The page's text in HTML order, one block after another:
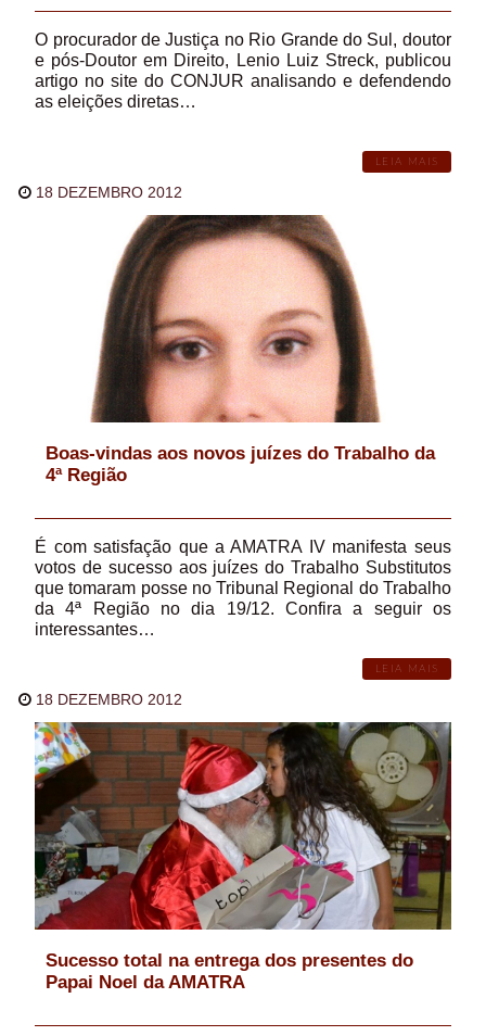
O procurador de Justiça no Rio Grande do Sul, doutor
e pós-Doutor em Direito, Lenio Luiz Streck, publicou
artigo no site do CONJUR analisando e defendendo
as eleições diretas…
LEIA MAIS
18 DEZEMBRO 2012
Boas-vindas aos novos juízes do Trabalho da
4ª Região
É com satisfação que a AMATRA IV manifesta seus
votos de sucesso aos juízes do Trabalho Substitutos
que tomaram posse no Tribunal Regional do Trabalho
da 4ª Região no dia 19/12. Confira a seguir os
interessantes…
LEIA MAIS
18 DEZEMBRO 2012
Sucesso total na entrega dos presentes do
Papai Noel da AMATRA